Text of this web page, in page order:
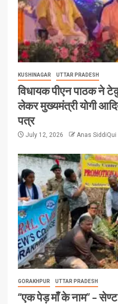
KUSHINAGAR UTTAR PRADESH
विधायक पीएन पाठक ने
लेकर मुख्यमंत्री योगी
पत्र
July 12, 2026 Anas SiddiQui
GORAKHPUR UTTAR PRADESH
“एक पेड़ माँ के नाम” –